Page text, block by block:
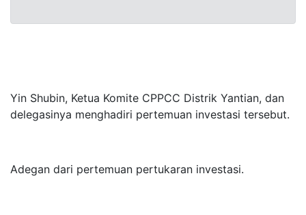
Yin Shubin, Ketua Komite CPPCC Distrik Yantian, dan
delegasinya menghadiri pertemuan investasi tersebut.
Adegan dari pertemuan pertukaran investasi.